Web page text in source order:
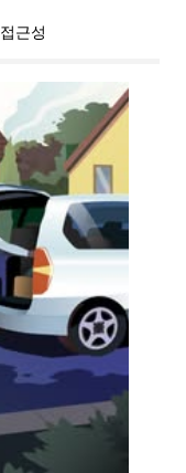
접근성